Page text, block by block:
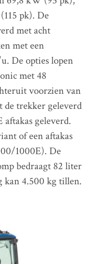
pk). De
met acht
met een
De opties lopen
met 48
voorzien van
de trekker geleverd
geleverd.
of een aftakas
1000E). De
bedraagt 82 liter
kan 4.500 kg tillen.